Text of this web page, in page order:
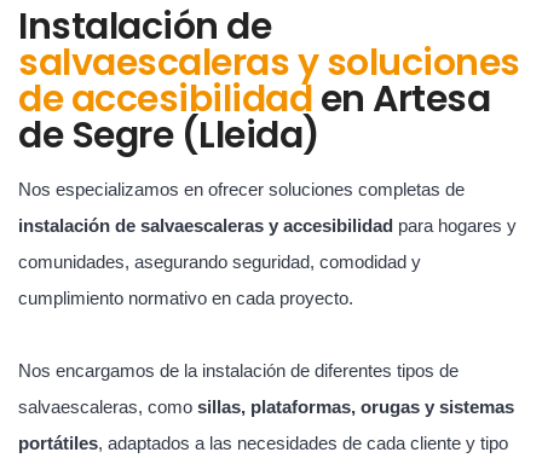
Instalación de
salvaescaleras y soluciones
de accesibilidaden Artesa
de Segre (Lleida)
Nos especializamos en ofrecer soluciones completas de
instalación de salvaescaleras y accesibilidad para hogares y
comunidades, asegurando seguridad, comodidad y
cumplimiento normativo en cada proyecto.
Nos encargamos de la instalación de diferentes tipos de
salvaescaleras, como sillas, plataformas, orugas y sistemas
portátiles, adaptados a las necesidades de cada cliente y tipo